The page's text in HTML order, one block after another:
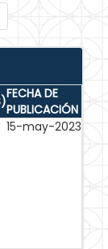
FECHA DE
PUBLICACIÓN
15-may-2023